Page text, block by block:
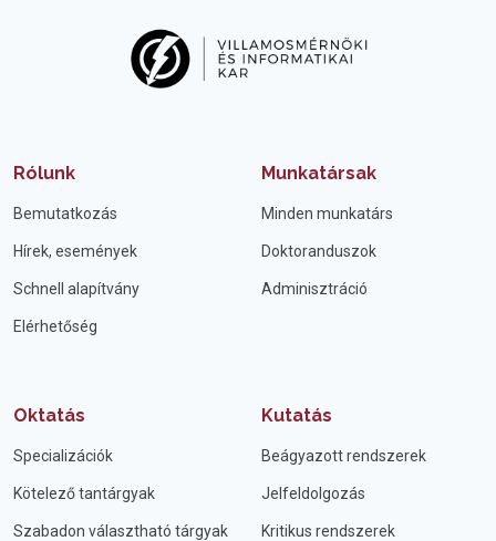
Rólunk
Bemutatkozás
Hírek, események
Schnell alapítvány
Elérhetőség
Munkatársak
Minden munkatárs
Doktoranduszok
Adminisztráció
Oktatás
Specializációk
Kötelező tantárgyak
Szabadon választható tárgyak
Kutatás
Beágyazott rendszerek
Jelfeldolgozás
Kritikus rendszerek